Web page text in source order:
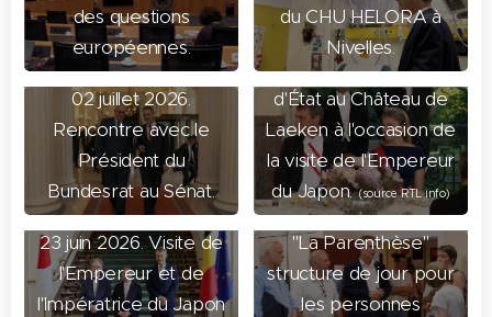
des questions
européennes.
du CHU HELORA à
Nivelles.
02 juillet 2026.
Rencontre avec le
Président du
Bundesrat au Sénat.
23 juin 2026. Banquet
d'État au Château de
Laeken à l'occasion de
la visite de l'Empereur
du Japon.(source RTL info)
23 juin 2026. Visite de
l'Empereur et de
l'Impératrice du Japon
18 juin 2026. Visite à
"La Parenthèse"
structure de jour pour
les personnes